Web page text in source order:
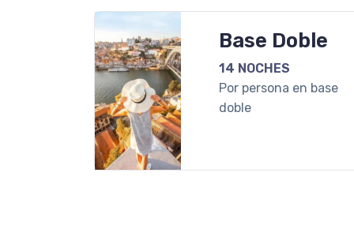
Base Doble
14 NOCHES
Por persona en base
doble